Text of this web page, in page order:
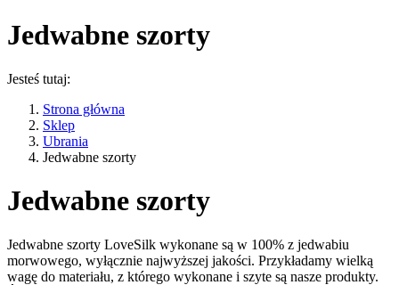
Jedwabne szorty
Jesteś tutaj:
Strona główna
Sklep
Ubrania
Jedwabne szorty
Jedwabne szorty
Jedwabne szorty LoveSilk wykonane są w 100% z jedwabiu
morwowego, wyłącznie najwyższej jakości. Przykładamy wielką
wagę do materiału, z którego wykonane i szyte są nasze produkty.